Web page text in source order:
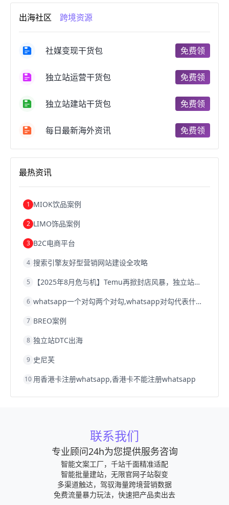
跨境电商市场跨境电商创业跨境电商注册
跨境电商开店跨境电商营销
跨境电商商品个人跨境电商跨境电商案例
郑州跨境电商跨境电商趋势
跨境电商费用美国跨境电商
天津跨境电商东南亚跨境电商
跨境电商b2b阿里巴巴跨境电商
跨境电商关税
跨境电商建站
浙江跨境电商宁波跨境电商跨境电商的模式
跨境电商优势跨境电商的优势
出海社区 跨境资源
社媒变现干货包 免费领
独立站运营干货包 免费领
独立站建站干货包 免费领
每日最新海外资讯 免费领
最热资讯
1 MIOK饮品案例
2 LIMO饰品案例
3 B2C电商平台
4 搜索引擎友好型营销网站建设全攻略
5 【2025年8月危与机】Temu再掀封店风暴，独立站才是跨境卖家的避险通道
6 whatsapp一个对勾两个对勾,whatsapp对勾代表什么意思
7 BREO案例
8 独立站DTC出海
9 史尼芙
10 用香港卡注册whatsapp,香港卡不能注册whatsapp
联系我们
专业顾问24h为您提供服务咨询
智能文案工厂，千站千面精准适配
智能批量建站，无限官网子站裂变
多渠道触达，驾驭海量跨境营销数据
免费流量暴力玩法，快速把产品卖出去